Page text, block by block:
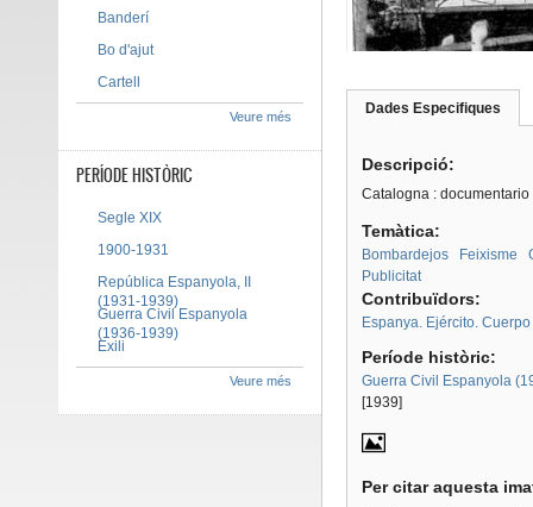
Dades Especifiques
Descripció:
Catalogna :
Temàtica:
Bombardejos Feixisme
Publicitat
Contribuïdors:
Espanya. Ejército.
Període històric:
Guerra Civil Espanyola
[1939]
Per citar aquesta
Banderí
Bo d'ajut
Cartell
Veure més
PERÍODE HISTÒRIC
Segle XIX
1900-1931
República Espanyola, II
(1931-1939)
Guerra Civil Espanyola
(1936-1939)
Exili
Veure més